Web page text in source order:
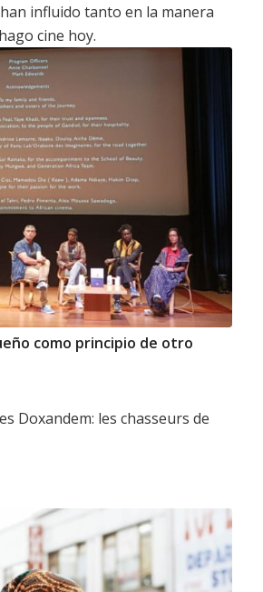
influido tanto en la manera
cine hoy.
como principio de otro
Doxandem: les chasseurs de